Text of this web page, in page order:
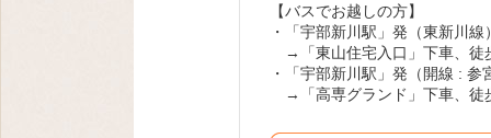
【バスでお越しの方】
・「宇部新川駅」発（東新川
→「東山住宅入口」下車、
・「宇部新川駅」発（開線 : 参
→「高専グランド」下車、徒